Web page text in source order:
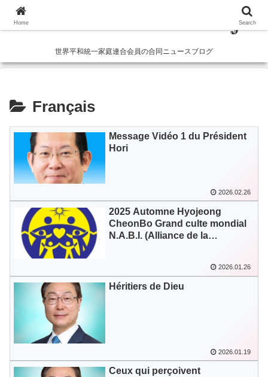
世界平和統一家庭連合会員の合同ニュースブログ
Français
Message Vidéo 1 du Président
Hori
2026.02.26
2025 Automne Hyojeong
CheonBo Grand culte mondial
N.A.B.I. (Alliance de la
Groupe de défense de la
deuxième génération
2026.01.26
Héritiers de Dieu
2026.01.19
Ceux qui perçoivent
Home Search